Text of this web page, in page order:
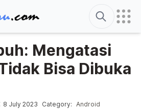
Search
Mengatasi
Bisa Dibuka
8 July 2023 Posted in
Category: Android